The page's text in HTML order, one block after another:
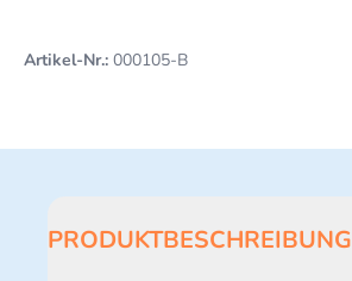
Artikel-Nr.: 000105-B
PRODUKTBESCHREIBUNG